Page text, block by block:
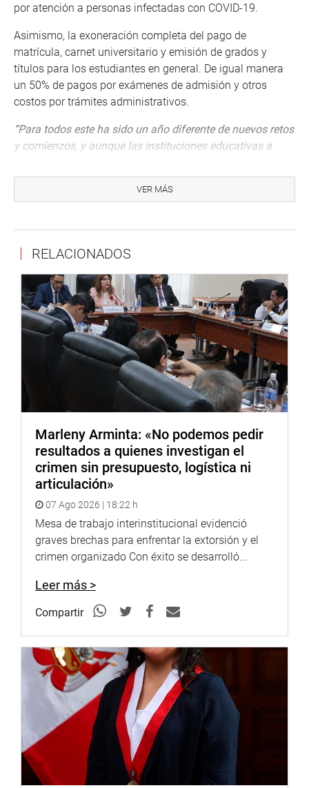
por atención a personas infectadas con COVID-19.
Asimismo, la exoneración completa del pago de
matrícula, carnet universitario y emisión de grados y
títulos para los estudiantes en general. De igual manera
un 50% de pagos por exámenes de admisión y otros
costos por trámites administrativos.
“Para todos este ha sido un año diferente de nuevos retos
y comienzos, y aunque las instituciones educativas a
clases vía on line, no se ha establecido una normativa
que rija sobre la fijación del pago de pensiones, frente a
implementación de una normativa legal que permita una
ayuda solidaria a todos los alumnos de universidades e
institutos particulares, ya que los hogares se están viendo
gravemente comprometidos en una crisis económica
debido a esta pandemia.
Pidió que su propuesta sea discutida a la brevedad.
«Dadas las circunstancias esperemos que pueda ser
aprobada para beneficio de los jóvenes peruanos que aún
desean seguir alcanzando sus metas profesionales, y
serán los que tomen la posta del futuro de nuestro país”,
indicó.
PRENSA – CONGRESO
VER MÁS
RELACIONADOS
Marleny Arminta: «No podemos pedir
resultados a quienes investigan el
crimen sin presupuesto, logística ni
articulación»
07 Ago 2026 | 18:22 h
Mesa de trabajo interinstitucional evidenció
graves brechas para enfrentar la extorsión y el
crimen organizado Con éxito se desarrolló...
Leer más >
Compartir